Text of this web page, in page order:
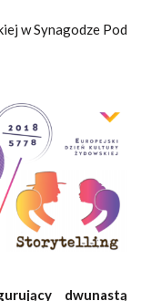
w Synagodze Pod
dwunastą